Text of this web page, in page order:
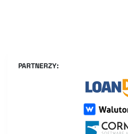
PARTNERZY: